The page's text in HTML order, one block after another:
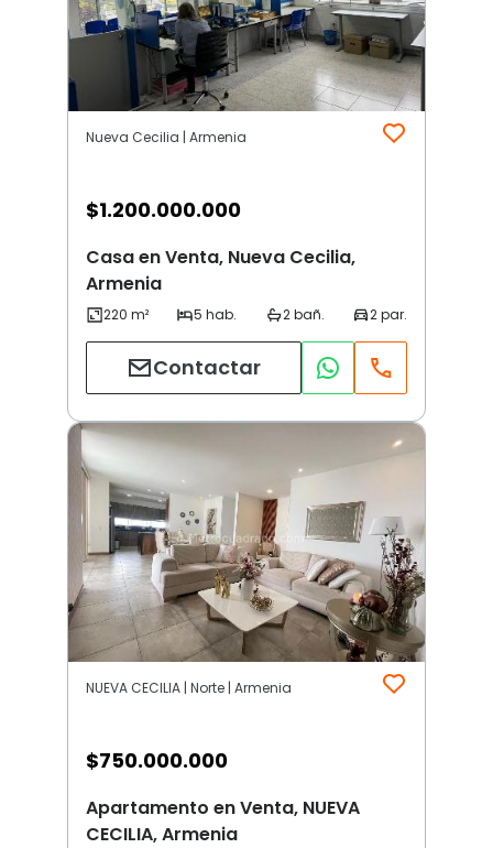
Nueva Cecilia | Armenia
$1.200.000.000
Casa en Venta, Nueva Cecilia,
Armenia
Contactar
NUEVA CECILIA | Norte | Armenia
$750.000.000
Apartamento en Venta, NUEVA
CECILIA, Armenia